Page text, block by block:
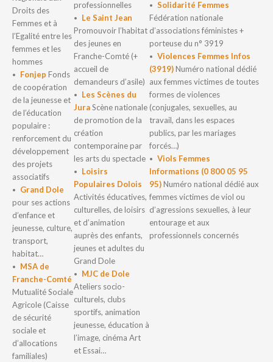
Droits des
Femmes et à
l’Egalité entre les
femmes et les
hommes
Fonjep Fonds
de coopération
de la jeunesse et
de l’éducation
populaire :
renforcement du
développement
des projets
associatifs
Grand Dole
pour ses actions
d’enfance et
jeunesse, culture,
transport,
habitat…
MSA de
Franche-Comté
Mutualité Sociale
Agricole (Caisse
de sécurité
sociale et
d’allocations
familiales)
professionnelles
Le Saint Jean
Promouvoir l’habitat
des jeunes en
Franche-Comté (+
accueil de
demandeurs d’asile)
Les Scènes du
JuraScène nationale
de promotion de la
création
contemporaine par
les arts du spectacle
Loisirs
Populaires Dolois
Activités éducatives,
culturelles, de loisirs
et d’animation
auprès des enfants,
jeunes et adultes du
Grand Dole
MJC de Dole
Ateliers socio-
culturels, clubs
sportifs, animation
jeunesse, éducation à
l’image, cinéma Art
et Essai…
Solidarité Femmes
Fédération nationale
d’associations féministes +
porteuse du n° 3919
Violences Femmes Infos
(3919)Numéro national dédié
aux femmes victimes de toutes
formes de violences
(conjugales, sexuelles, au
travail, dans les espaces
publics, par les mariages
forcés…)
Viols Femmes
Informations (0 800 05 95
95)Numéro national dédié aux
femmes victimes de viol ou
d’agressions sexuelles, à leur
entourage et aux
professionnels concernés